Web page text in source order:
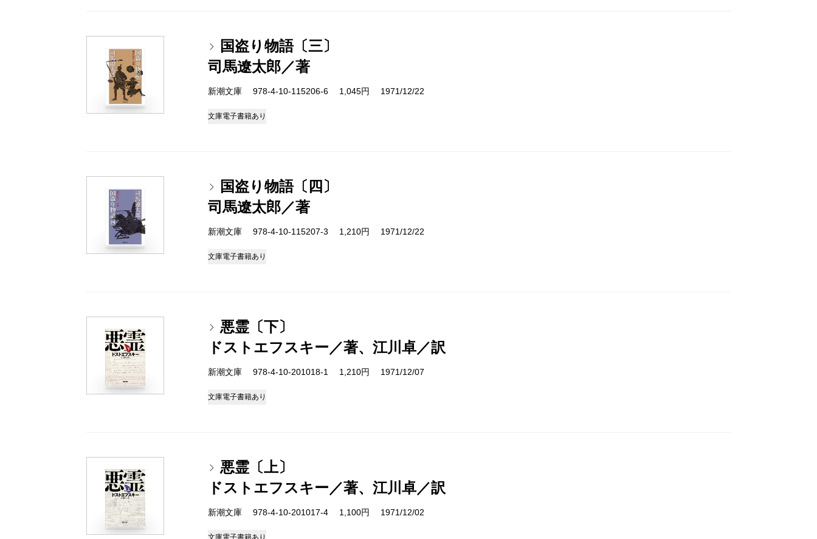
国盗り物語〔三〕
司馬遼太郎／著
新潮文庫 978-4-10-115206-6 1,045円 1971/12/22
文庫電子書籍あり
国盗り物語〔四〕
司馬遼太郎／著
新潮文庫 978-4-10-115207-3 1,210円 1971/12/22
文庫電子書籍あり
悪霊〔下〕
ドストエフスキー／著、江川卓／訳
新潮文庫 978-4-10-201018-1 1,210円 1971/12/07
文庫電子書籍あり
悪霊〔上〕
ドストエフスキー／著、江川卓／訳
新潮文庫 978-4-10-201017-4 1,100円 1971/12/02
文庫電子書籍あり